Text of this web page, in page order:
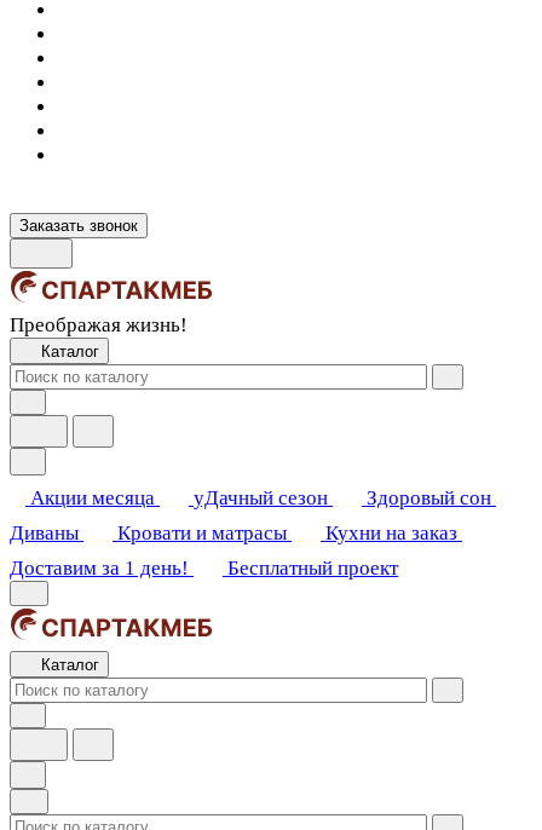
Заказать звонок
Преображая жизнь!
Каталог
Акции месяца уДачный сезон
Здоровый сон
Диваны
Кровати и матрасы
Кухни на заказ
Доставим за 1 день!
Бесплатный проект
Каталог